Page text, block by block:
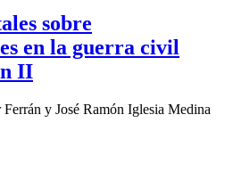
sobre
en la guerra civil
II
Ferrán y José Ramón Iglesia Medina